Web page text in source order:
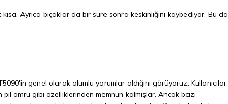
Ayrıca bıçaklar da bir süre sonra keskinliğini kaybediyor. Bu da
genel olarak olumlu yorumlar aldığını görüyoruz. Kullanıcılar,
ömrü gibi özelliklerinden memnun kalmışlar. Ancak bazı